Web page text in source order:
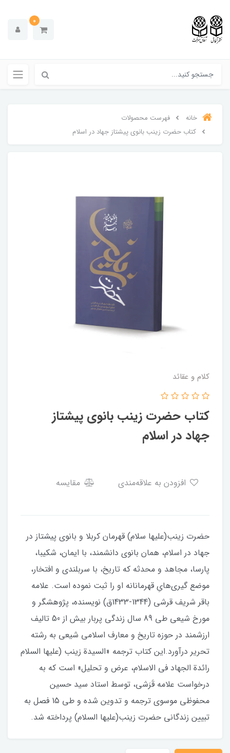
0
خانه
فهرست محصولات
کتاب حضرت زینب بانوی پیشتاز جهاد در اسلام
کلام و عقائد
کتاب حضرت زینب بانوی پیشتاز
جهاد در اسلام
مقایسه
حضرت زینب(علیها سلام) قهرمان کربلا و بانوی پیشتاز در
جهاد در اسلام، همان بانوی دانشمند، با ایمان، شکیبا،
پارسا، مجاهد و محدثه که تاریخ، با سربلندی و افتخار،
موضع گیری‌هایِ قهرمانانه او را ثبت نموده است. علامه
باقر شریف قرشی (1344-1433ق) نویسنده، پژوهشگر و
مورخ شیعی طی 89 سال زندگی پربار بیش از 50 تالیف
ارزشمند در حوزه تاریخ و معارف اسلامی شیعی به رشته
تحریر درآورد.این کتاب ترجمه «السیدة زینب (علیها السلام
رائدة الجهاد فی الاسلام، عرض و تحلیل» است که به
درخواست علامه قَرَشی، توسط استاد سید حسین
محفوظی موسوی ترجمه و تدوین شده و طی 15 فصل به
تبیین زندگانی حضرت زینب(علیها السلام) پرداخته شد.